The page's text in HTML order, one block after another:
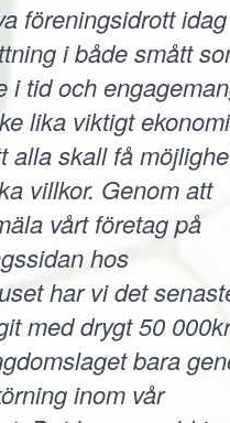
föreningsidrott idag
i både smått
i tid och
lika viktigt
alla skall få
villkor. Genom att
vårt företag på
hos
har vi det
med drygt 50
bara
inom vår